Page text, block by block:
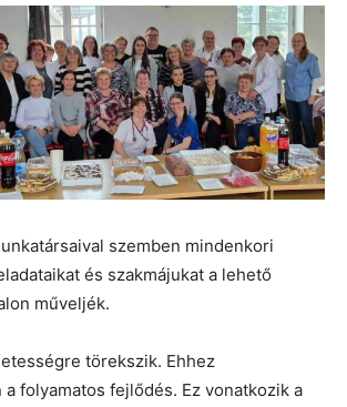
szemben mindenkori
és szakmájukat a lehető
műveljék.
törekszik. Ehhez
folyamatos fejlődés. Ez vonatkozik a